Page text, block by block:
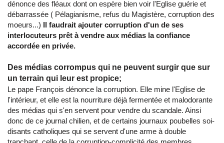
dénonce des fléaux dont on espère bien voir l'Eglise guérie et
débarrassée ( Pélagianisme, refus du Magistère, corruption des
moeurs...) Il faudrait ajouter corruption d'un de ses
interlocuteurs prêt à vendre aux médias la confiance
accordée en privée.
Des médias corrompus qui ne peuvent surgir que sur
un terrain qui leur est propice;
Le pape François dénonce la corruption. Elle mine l'Eglise de
l'intérieur, et elle est la nourriture déjà fermentée et malodorante
des médias qui s'en servent pour vendre du scandale. Ainsi
donc de ce journal chilien, et de certains journaux poubelles soi-
disants catholiques qui se servent d'une arme à double